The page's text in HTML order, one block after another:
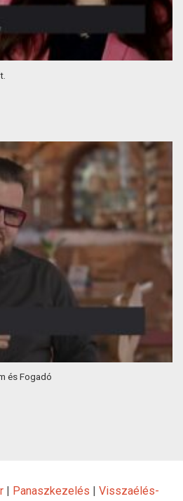
és Fogadó
| Panaszkezelés | Visszaélés-